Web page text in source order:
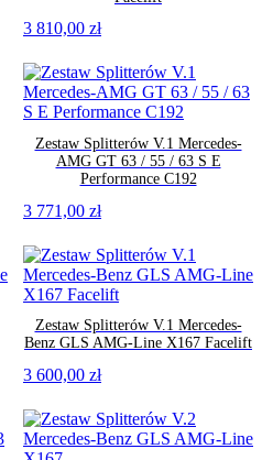
3 810,00 zł
Zestaw Splitterów V.1 Mercedes-
AMG GT 63 / 55 / 63 S E
Performance C192
3 771,00 zł
Zestaw Splitterów V.1 Mercedes-
Benz GLS AMG-Line X167 Facelift
3 600,00 zł